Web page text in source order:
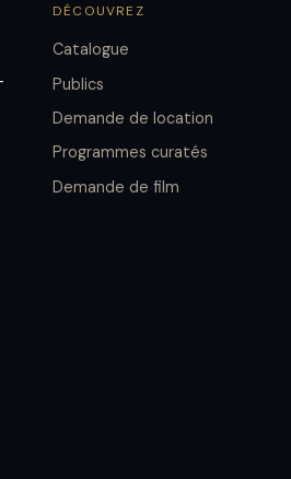
DÉCOUVREZ
Catalogue
Publics
Demande de location
Programmes curatés
Demande de film